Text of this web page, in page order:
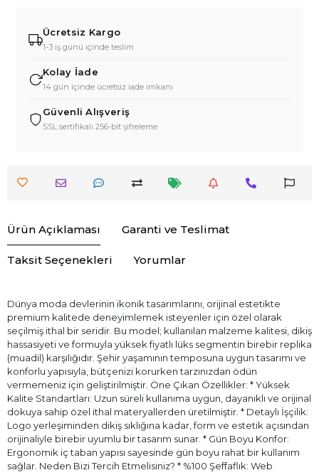
Ücretsiz Kargo
1-3 iş günü içinde teslim
Kolay İade
14 gün içinde ücretsiz iade imkanı
Güvenli Alışveriş
SSL sertifikalı 256-bit şifreleme
Ürün Açıklaması Garanti ve Teslimat
Taksit Seçenekleri Yorumlar
Dünya moda devlerinin ikonik tasarımlarını, orijinal estetikte
premium kalitede deneyimlemek isteyenler için özel olarak
seçilmiş ithal bir seridir. Bu model; kullanılan malzeme kalitesi, dikiş
hassasiyeti ve formuyla yüksek fiyatlı lüks segmentin birebir replika
(muadil) karşılığıdır. Şehir yaşamının temposuna uygun tasarımı ve
konforlu yapısıyla, bütçenizi korurken tarzınızdan ödün
vermemeniz için geliştirilmiştir. Öne Çıkan Özellikler: * Yüksek
Kalite Standartları: Uzun süreli kullanıma uygun, dayanıklı ve orijinal
dokuya sahip özel ithal materyallerden üretilmiştir. * Detaylı İşçilik:
Logo yerleşiminden dikiş sıklığına kadar, form ve estetik açısından
orijinaliyle birebir uyumlu bir tasarım sunar. * Gün Boyu Konfor:
Ergonomik iç taban yapısı sayesinde gün boyu rahat bir kullanım
sağlar. Neden Bizi Tercih Etmelisiniz? * %100 Şeffaflık: Web